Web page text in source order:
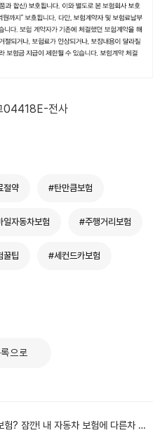
04418E-전사
절약 #탄만큼보험
일자동차보험 #주행거리보험
꿀팁 #세컨드카보험
으로
험? 잠깐! 내 자동차 보험에 다른차 운